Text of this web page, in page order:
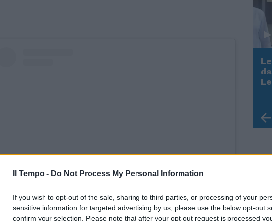
Il Tempo - Do Not Process My Personal Information
If you wish to opt-out of the sale, sharing to third parties, or processing of your
sensitive information for targeted advertising by us, please use the below opt-out
confirm your selection. Please note that after your opt-out request is processed
Visualizza questo post su Instagram